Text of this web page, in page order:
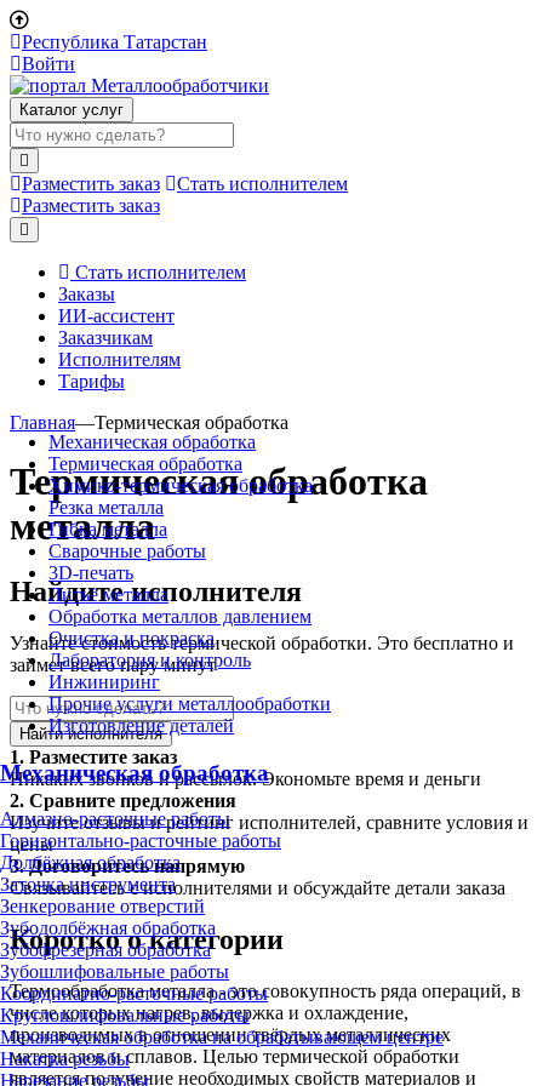
Республика Татарстан
Войти
Каталог услуг
Разместить заказ
Стать исполнителем
Разместить заказ
Стать исполнителем
Заказы
ИИ-ассистент
Заказчикам
Исполнителям
Тарифы
Механическая обработка
Термическая обработка
Химико-термическая обработка
Резка металла
Гибка металла
Сварочные работы
3D-печать
Литьё металла
Обработка металлов давлением
Очистка и покраска
Лаборатория и контроль
Инжиниринг
Прочие услуги металлообработки
Изготовление деталей
Механическая обработка
Алмазно-расточные работы
Горизонтально-расточные работы
Долбёжная обработка
Заточка инструмента
Зенкерование отверстий
Зубодолбёжная обработка
Зубофрезерная обработка
Зубошлифовальные работы
Координатно-расточные работы
Круглошлифовальные работы
Механическая обработка на обрабатывающем центре
Накатка резьбы
Нарезание резьбы
Главная—Термическая обработка
Термическая обработка
металла
Найдите исполнителя
Узнайте стоимость термической обработки. Это бесплатно и
займет всего пару минут
Найти исполнителя
1. Разместите заказ
Никаких звонков и рассылок. Экономьте время и деньги
2. Сравните предложения
Изучите отзывы и рейтинг исполнителей, сравните условия и
цены
3.Договоритесь напрямую
Связывайтесь с исполнителями и обсуждайте детали заказа
Коротко о категории
Термообработка металла - это совокупность ряда операций, в
числе которых нагрев, выдержка и охлаждение,
производимых в отношении твёрдых металлических
материалов и сплавов. Целью термической обработки
является получение необходимых свойств материалов и